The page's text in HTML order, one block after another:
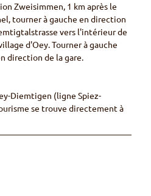
Zweisimmen, 1 km après le
tourner à gauche en direction
vers l'intérieur de
d'Oey. Tourner à gauche
direction de la gare.
Diemtigen (ligne Spiez-
se trouve directement à